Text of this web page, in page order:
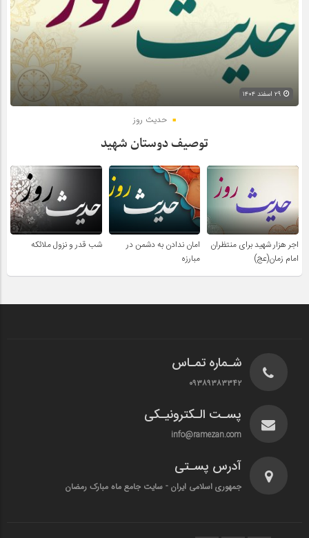
حدیث روز
توصیف دوستان شهید
اجر هزار شهید برای منتظران
امام زمان(عج)
امان ندادن به دشمن در
مبارزه
شب قدر و نزول ملائکه
شـماره تمـاس
۰۹۳۸۹۳۸۳۳۴۲
پسـت الـکترونیـکی
info@ramezan.com
آدرس پسـتی
جمهوری اسلامی ایران - سایت جامع ماه مبارک رمضان